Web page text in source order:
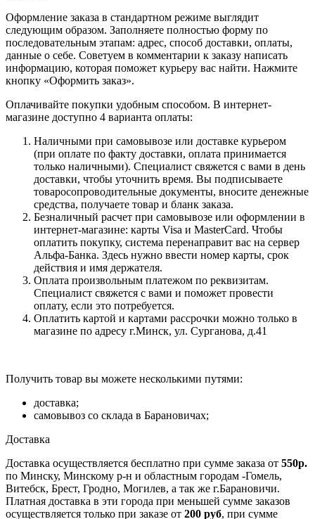
Оформление заказа в стандартном режиме выглядит
следующим образом. Заполняете полностью форму по
последовательным этапам: адрес, способ доставки, оплаты,
данные о себе. Советуем в комментарии к заказу написать
информацию, которая поможет курьеру вас найти. Нажмите
кнопку «Оформить заказ».
Оплачивайте покупки удобным способом. В интернет-
магазине доступно 4 варианта оплаты:
Наличными при самовывозе или доставке курьером
(при оплате по факту доставки, оплата принимается
только наличными). Специалист свяжется с вами в день
доставки, чтобы уточнить время. Вы подписываете
товаросопроводительные документы, вносите денежные
средства, получаете товар и бланк заказа.
Безналичный расчет при самовывозе или оформлении в
интернет-магазине: карты Visa и MasterCard. Чтобы
оплатить покупку, система перенаправит вас на сервер
Альфа-Банка. Здесь нужно ввести номер карты, срок
действия и имя держателя.
Оплата произвольным платежом по реквизитам.
Специалист свяжется с вами и поможет провести
оплату, если это потребуется.
Оплатить картой и картами рассрочки можно только в
магазине по адресу г.Минск, ул. Сурганова, д.41
Получить товар вы можете несколькими путями:
доставка;
самовывоз со склада в Барановичах;
Доставка
Доставка осуществляется бесплатно при сумме заказа от 550р.
по Минску, Минскому р-н и областным городам -Гомель,
Витебск, Брест, Гродно, Могилев, а так же г.Барановичи.
Платная доставка в эти города при меньшей сумме заказов
осуществляется только при заказе от 200 руб, при сумме